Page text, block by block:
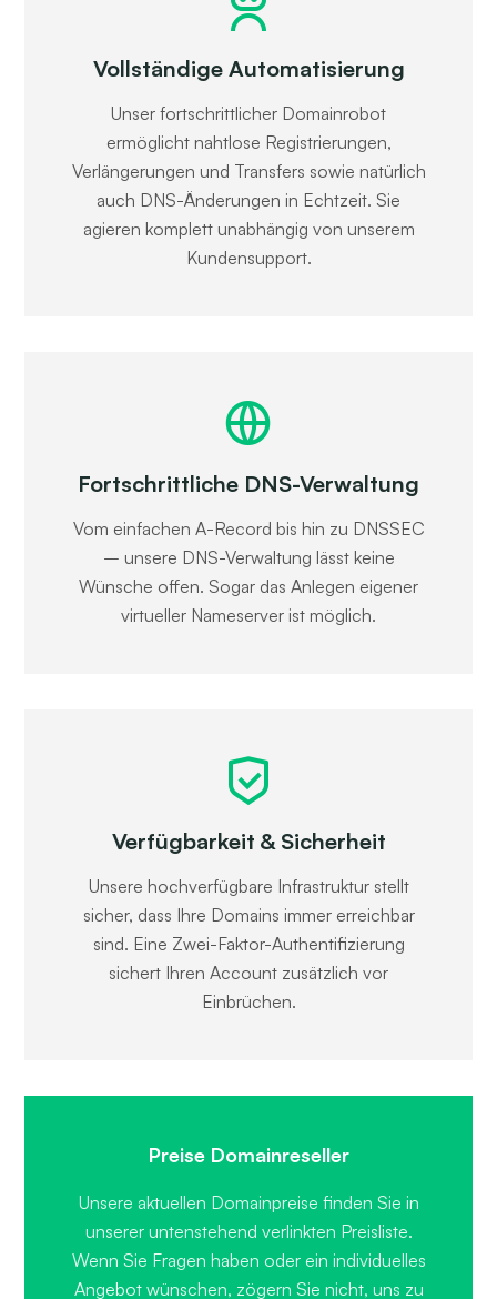
Vollständige Automatisierung
Unser fortschrittlicher Domainrobot
ermöglicht nahtlose Registrierungen,
Verlängerungen und Transfers sowie natürlich
auch DNS-Änderungen in Echtzeit. Sie
agieren komplett unabhängig von unserem
Kundensupport.
Fortschrittliche DNS-Verwaltung
Vom einfachen A-Record bis hin zu DNSSEC
– unsere DNS-Verwaltung lässt keine
Wünsche offen. Sogar das Anlegen eigener
virtueller Nameserver ist möglich.
Verfügbarkeit & Sicherheit
Unsere hochverfügbare Infrastruktur stellt
sicher, dass Ihre Domains immer erreichbar
sind. Eine Zwei-Faktor-Authentifizierung
sichert Ihren Account zusätzlich vor
Einbrüchen.
Preise Domainreseller
Unsere aktuellen Domainpreise finden Sie in
unserer untenstehend verlinkten Preisliste.
Wenn Sie Fragen haben oder ein individuelles
Angebot wünschen, zögern Sie nicht, uns zu